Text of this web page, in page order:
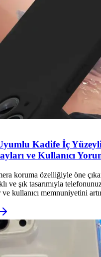
Kadife İç
ve Kullanıcı
koruma özelliğiyle öne
ve şık tasarımıyla
kullanıcı memnuniyetini